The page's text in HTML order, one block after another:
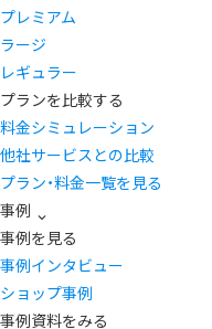
プレミアム
ラージ
レギュラー
プランを比較する
料金シミュレーション
他社サービスとの比較
プラン・料金一覧を見る
事例
事例を見る
事例インタビュー
ショップ事例
事例資料をみる